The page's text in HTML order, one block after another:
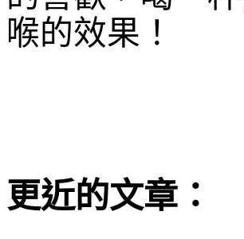
喉的效果！
更近的文章：